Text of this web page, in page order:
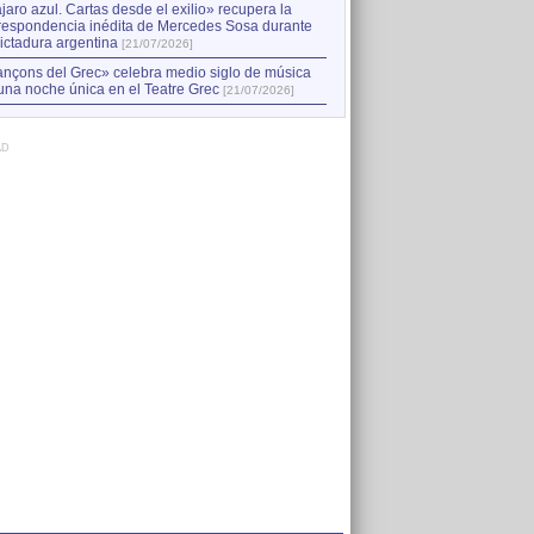
azul. Cartas desde el exilio» recupera la
inédita de Mercedes Sosa durante
argentina [21/07/2026]
del Grec» celebra medio siglo de música
noche única en el Teatre Grec [21/07/2026]